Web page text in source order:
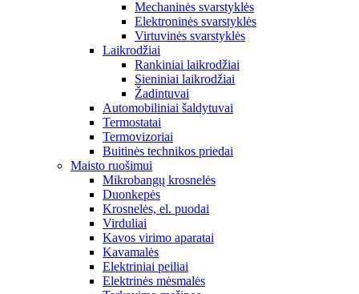
Mechaninės svarstyklės
Elektroninės svarstyklės
Virtuvinės svarstyklės
Laikrodžiai
Rankiniai laikrodžiai
Sieniniai laikrodžiai
Žadintuvai
Automobiliniai šaldytuvai
Termostatai
Termovizoriai
Buitinės technikos priedai
Maisto ruošimui
Mikrobangų krosnelės
Duonkepės
Krosnelės, el. puodai
Virduliai
Kavos virimo aparatai
Kavamalės
Elektriniai peiliai
Elektrinės mėsmalės